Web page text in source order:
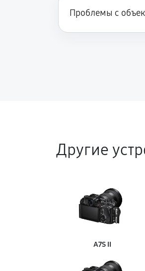
Проблемы с
Другие
A7S II